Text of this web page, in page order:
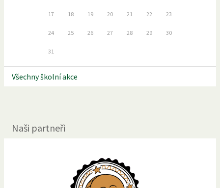
17 18 19 20 21 22 23
24 25 26 27 28 29 30
31
Všechny školní akce
Naši partneři